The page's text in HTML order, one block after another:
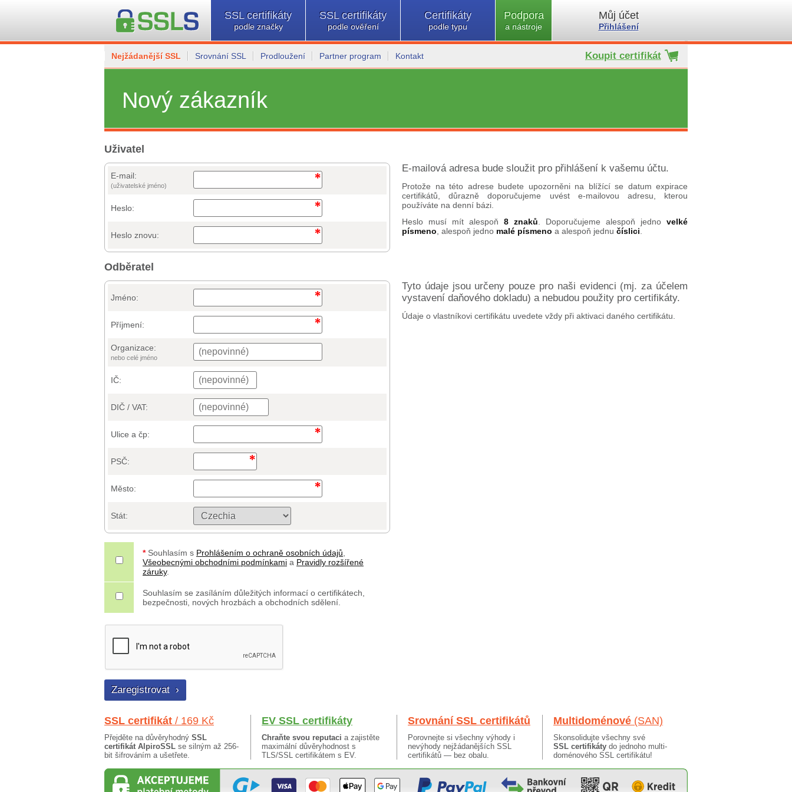
SSL certifikáty
podle značky
SSL certifikáty
podle ověření
Certifikáty
podle typu
Podpora
a nástroje
Můj účet
Přihlášení
Nejžádanější SSL Srovnání SSL Prodloužení Partner program Kontakt Koupit certifikát
Nový zákazník
Uživatel
E-mail:
(uživatelské jméno)
Heslo:
Heslo znovu:
E-mailová adresa bude sloužit pro přihlášení k vašemu účtu.
Protože na této adrese budete upozorněni na blížící se datum expirace
certifikátů, důrazně doporučujeme uvést e-mailovou adresu, kterou
používáte na denní bázi.
Heslo musí mít alespoň 8 znaků . Doporučujeme alespoň jedno velké
písmeno , alespoň jedno malé písmeno a alespoň jednu číslici
Odběratel
Jméno:
Příjmení:
Organizace:
nebo celé jméno
IČ:
DIČ / VAT:
Ulice a čp:
PSČ:
Město:
Stát:
* Souhlasím s Prohlášením o ochraně osobních údajů
Všeobecnými obchodními podmínkami a Pravidly rozšířené
záruky.
Souhlasím se zasíláním důležitých informací o certifikátech,
bezpečnosti, nových hrozbách a obchodních sdělení.
Tyto údaje jsou určeny pouze pro naši evidenci (mj. za účelem
vystavení daňového dokladu) a nebudou použity pro certifikáty.
Údaje o vlastníkovi certifikátu uvedete vždy při aktivaci daného certifikátu.
SSL certifikát / 169 Kč
Přejděte na důvěryhodný SSL
certifikát AlpiroSSL se silným až 256-
bit šifrováním a ušetřete.
EV SSL certifikáty
Chraňte svou reputaci a zajistěte
maximální důvěryhodnost s
TLS/SSL certifikátem s EV.
Srovnání SSL certifikátů
Porovnejte si všechny výhody i
nevýhody nejžádanějších SSL
certifikátů — bez obalu.
Multidoménové (SAN)
Skonsolidujte všechny své
SSL certifikáty do jednoho multi-
doménového SSL certifikátu!